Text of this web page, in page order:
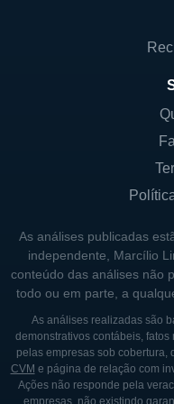
gás natural e
investe em
por meio de suas
toda a cadeia de
contribui para
Além das
a EQT também
sustentabilidade
ambiental. A
tecnologias que
ambientais de
atender aos
As análises publicadas
independente, Marcílio
conteúdo das análises não
todo ou em parte, a
As análises realizadas são
demonstrativos contábeis,
pelas empresas sob cobertura,
CVM e página de relação com
Ações não responde pela
empresas, não existindo